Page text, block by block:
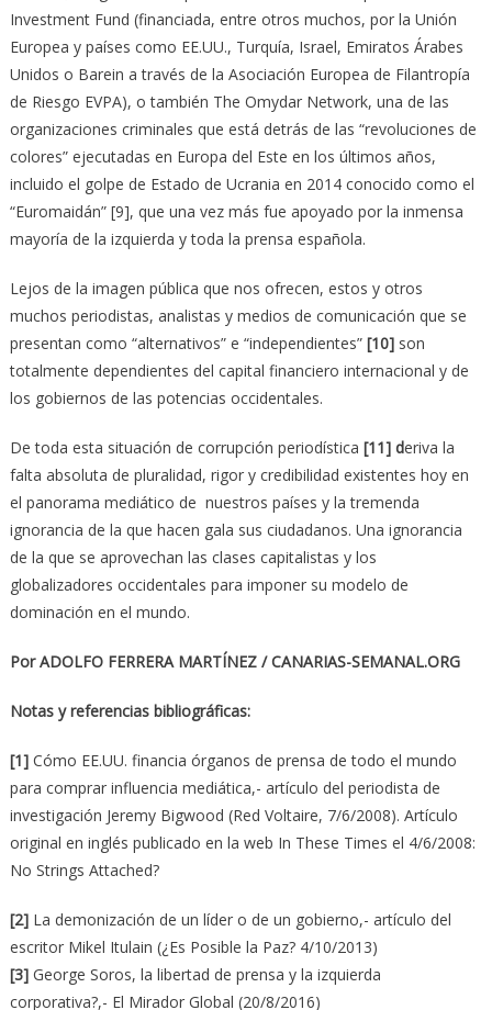
Investment Fund (financiada, entre otros muchos, por la Unión
Europea y países como EE.UU., Turquía, Israel, Emiratos Árabes
Unidos o Barein a través de la Asociación Europea de Filantropía
de Riesgo EVPA), o también The Omydar Network, una de las
organizaciones criminales que está detrás de las “revoluciones de
colores” ejecutadas en Europa del Este en los últimos años,
incluido el golpe de Estado de Ucrania en 2014 conocido como el
“Euromaidán” [9], que una vez más fue apoyado por la inmensa
mayoría de la izquierda y toda la prensa española.
Lejos de la imagen pública que nos ofrecen, estos y otros
muchos periodistas, analistas y medios de comunicación que se
presentan como “alternativos” e “independientes” [10] son
totalmente dependientes del capital financiero internacional y de
los gobiernos de las potencias occidentales.
De toda esta situación de corrupción periodística [11] deriva la
falta absoluta de pluralidad, rigor y credibilidad existentes hoy en
el panorama mediático de nuestros países y la tremenda
ignorancia de la que hacen gala sus ciudadanos. Una ignorancia
de la que se aprovechan las clases capitalistas y los
globalizadores occidentales para imponer su modelo de
dominación en el mundo.
Por ADOLFO FERRERA MARTÍNEZ / CANARIAS-SEMANAL.ORG
Notas y referencias bibliográficas:
[1] Cómo EE.UU. financia órganos de prensa de todo el mundo
para comprar influencia mediática,- artículo del periodista de
investigación Jeremy Bigwood (Red Voltaire, 7/6/2008). Artículo
original en inglés publicado en la web In These Times el 4/6/2008:
No Strings Attached?
[2]La demonización de un líder o de un gobierno,- artículo del
escritor Mikel Itulain (¿Es Posible la Paz? 4/10/2013)
[3] George Soros, la libertad de prensa y la izquierda
corporativa?,- El Mirador Global (20/8/2016)